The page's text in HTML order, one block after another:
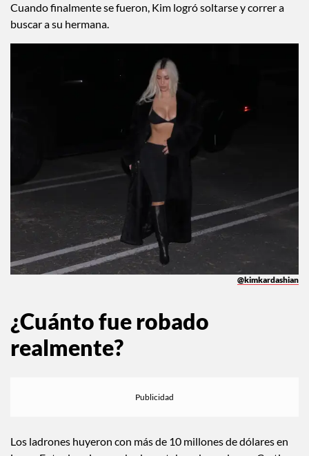
Cuando finalmente se fueron, Kim logró soltarse y correr a
buscar a su hermana.
@kimkardashian
¿Cuánto fue robado
realmente?
Los ladrones huyeron con más de 10 millones de dólares en